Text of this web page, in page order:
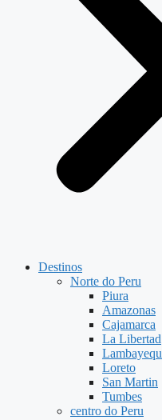
Destinos
Norte do Peru
Piura
Amazonas
Cajamarca
La Libertad
Loreto
San Martin
Tumbes
centro do Peru